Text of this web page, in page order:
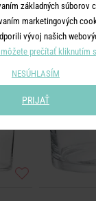
ZO
základných súborov
marketingových
vývoj našich
prečítať kliknutím
NESÚHLASÍM
PRIJAŤ